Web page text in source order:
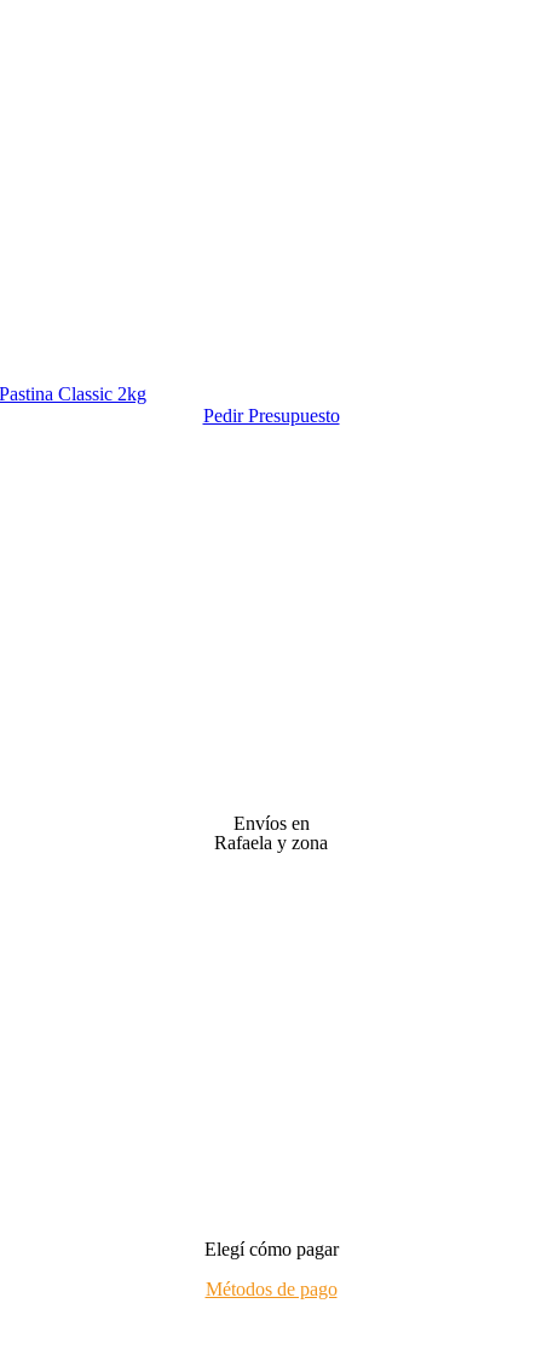
Pastina Classic 2kg
Pedir Presupuesto
Envíos en
Rafaela y zona
Elegí cómo pagar
Métodos de pago